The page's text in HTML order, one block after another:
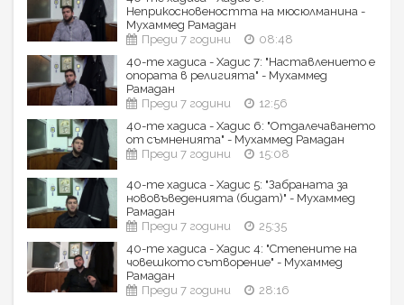
Неприкосновеността на мюсюлманина -
Мухаммед Рамадан
Преди 7 години
08:48
40-те хадиса - Хадис 7: "Наставлението е
опората в религията" - Мухаммед
Рамадан
Преди 7 години
12:56
40-те хадиса - Хадис 6: "Отдалечаването
от съмненията" - Мухаммед Рамадан
Преди 7 години
15:08
40-те хадиса - Хадис 5: "Забраната за
нововъведенията (бидат)" - Мухаммед
Рамадан
Преди 7 години
25:35
40-те хадиса - Хадис 4: "Степените на
човешкото сътворение" - Мухаммед
Рамадан
Преди 7 години
28:16